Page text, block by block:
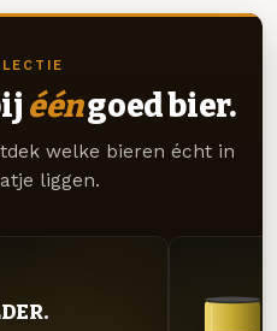
ééngoed bier.
welke bieren écht in
liggen.